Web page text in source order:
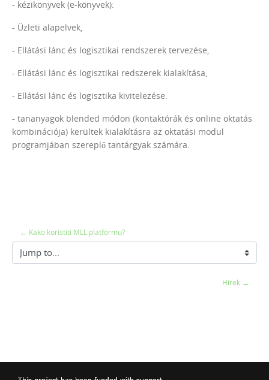
- kézikönyvek (e-könyvek):
- Üzleti alapelvek,
- Ellátási lánc és logisztikai rendszerek tervezése,
- Ellátási lánc és logisztikai redszerek kialakítása,
- Ellátási lánc és logisztika kivitelezése.
- tananyagok blended módon (kontaktórák és online oktatás
kombinációja) kerültek kialakításra az oktatási modul
programjában szereplő tantárgyak számára.
← Kako koristiti MLL platformu?
Jump to...
Hírek →